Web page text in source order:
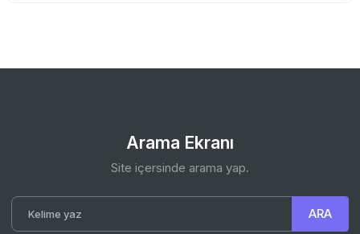
Arama Ekranı
Site içersinde arama yap.